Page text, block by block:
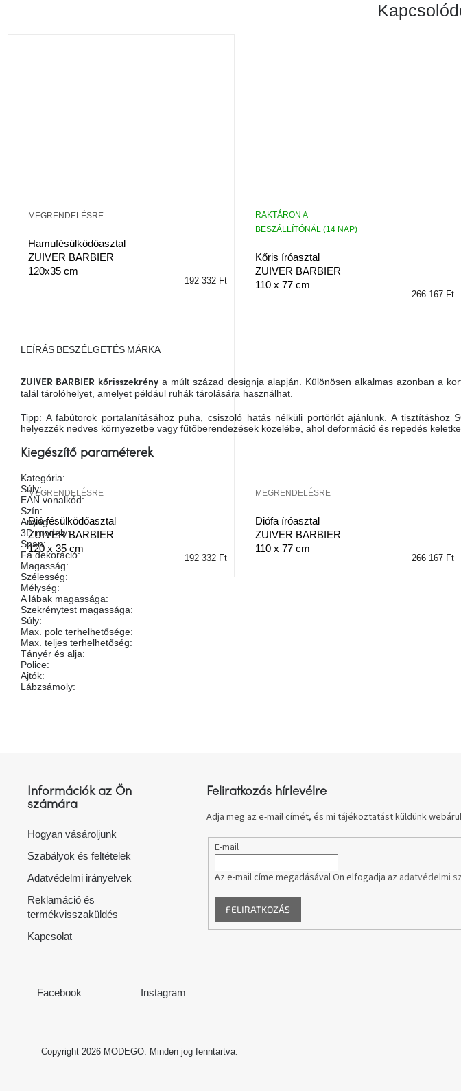
Hamufésülködőasztal
ZUIVER BARBIER
120x35 cm
MEGRENDELÉSRE
192 332 Ft
Kőris íróasztal
ZUIVER BARBIER
110 x 77 cm
RAKTÁRON A
BESZÁLLÍTÓNÁL (14 NAP)
266 167 Ft
Dió fésülködőasztal
ZUIVER BARBIER
120 x 35 cm
MEGRENDELÉSRE
192 332 Ft
Diófa íróasztal
ZUIVER BARBIER
110 x 77 cm
MEGRENDELÉSRE
266 167 Ft
LEÍRÁS BESZÉLGETÉS MÁRKA
ZUIVER BARBIER kőrisszekrény a múlt század designja alapján. Különösen alkalmas azonban a
talál tárolóhelyet, amelyet például ruhák tárolására használhat.
Tipp: A fabútorok portalanításához puha, csiszoló hatás nélküli portörlőt ajánlunk. A
helyezzék nedves környezetbe vagy fűtőberendezések közelébe, ahol deformáció és repedés
Kiegészítő paraméterek
Kategória:
Súly:
EAN vonalkód:
Szín:
Anyag:
3D modely:
Span:
Fa dekoráció:
Magasság:
Szélesség:
Mélység:
A lábak magassága:
Szekrénytest magassága:
Súly:
Max. polc terhelhetősége:
Max. teljes terhelhetőség:
Tányér és alja:
Police:
Ajtók:
Lábzsámoly:
Információk az Ön
számára
Hogyan vásároljunk
Szabályok és feltételek
Adatvédelmi irányelvek
Reklamáció és
termékvisszaküldés
Kapcsolat
Feliratkozás hírlevélre
Adja meg az e-mail címét, és mi tájékoztatást küldünk
E-mail
Az e-mail címe megadásával Ön elfogadja az adatvédelmi
FELIRATKOZÁS
Facebook Instagram
Copyright 2026 MODEGO . Minden jog fenntartva.